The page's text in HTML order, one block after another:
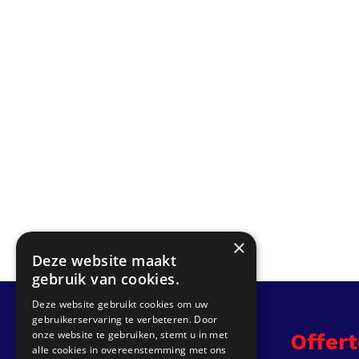
Info
×
Deze website maakt
gebruik van cookies.
Deze website gebruikt cookies om uw
gebruikerservaring te verbeteren. Door
onze website te gebruiken, stemt u in met
alle cookies in overeenstemming met ons